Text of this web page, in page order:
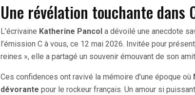
Une révélation touchante dans
L’écrivaine Katherine Pancol a dévoilé une anecdote
l’émission C à vous, ce 12 mai 2026. Invitée pour
reines », elle a partagé un souvenir émouvant de son
Ces confidences ont ravivé la mémoire d’une époque où
dévorante pour le rockeur français. Un amour si